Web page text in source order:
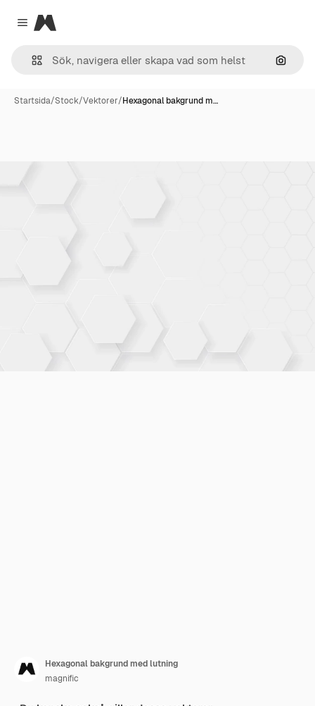
Close menu
Magnific
Sök
Startsida/Stock/Vektorer/Hexagonal bakgrund m…
Hexagonal bakgrund med lutning
magnific